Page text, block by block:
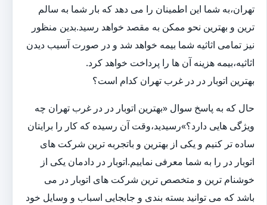
تهران،به شما این اطمینان را می دهد که بار شما به سالم
ترین و بهترین نحو ممکن به مقصد خواهد رسید.بدین منظور
نیز تمامی اثاثیه شما بیمه خواهد شد و در صورت آسیب دیدن
اثاثیه،بیمه هزینه آن ها را پرداخت خواهد کرد.
بهترین اتوبار در در غرب تهران کدام است؟
حال که به پاسخ سوال «بهترین اتوبار در در غرب تهران چه
ویژگی هایی دارد؟»رسیدید،وقت آن رسیده که کار را برایتان
ساده تر کنیم و یکی از بهترین و باتجربه ترین شرکت های
اتوبار در را به شما معرفی نماییم.اتوبار در دادمان یکی از
خوشنام ترین و متخصص ترین شرکت های اتوبار در می
باشد که می توانید بسته بندی و جابجایی اسباب و وسایل خود